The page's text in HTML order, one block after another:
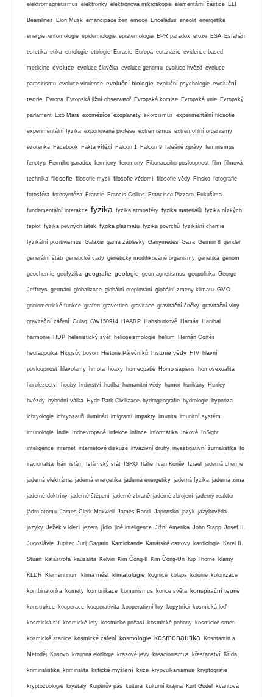
elektromagnetismus elektronky elektronová mikroskopie elementární částice ELI
Beamlines Elon Musk emancipace žen emoce Enceladus eneolit energetika
energie entomologie epidemiologie epistemologie EPR paradox eroze ESA Esfahán
estetika etika etnologie etologie Eurasie Europa eutanazie evidence based
medicine evoluce evoluce člověka evoluce genomu evoluce hvězd evoluce
parasitismu evoluce virulence evoluční biologie evoluční psychologie evoluční
teorie Evropa Evropská jižní observatoř Evropská komise Evropská unie Evropský
parlament Exo Mars exoměsíce exoplanety exorcismus experimentální filosofie
experimentální fyzika exponované profese extremismus extremofilní organismy
ezoterika Facebook Fakta vítězí Falcon 1 Falcon 9 falešné zprávy feminismus
fenotyp Fermiho paradox fermiony feromony Fibonacciho posloupnost film filmová
technika filosofie filosofie mysli filosofie vědomí filosofie vědy Finsko fotografie
fotosféra fotosyntéza Francie Francis Collins Francisco Pizzaro Fukušima
fundamentální interakce fyzika fyzika atmosféry fyzika materiálů fyzika nízkých
teplot fyzika pevných látek fyzika plazmatu fyzika povrchů fyzikální chemie
fyzikální pozitivismus Galaxie gama záblesky Ganymedes Gaza Gemini 8 gender
generální štáb genetické vady geneticky modifikované organismy genetika genom
geochemie geofyzika geografie geologie geomagnetismus geopolitika George
Jeffreys germáni globalizace globální oteplování globální zmeny klimatu GMO
goniometrické funkce grafen gravettien gravitace gravitační čočky gravitační vlny
gravitační záření Gulag GW150914 HAARP Habsburkové Hamás Hanibal
harmonie HDP helenistický svět helioseismologie helium Hernán Cortés
heutagogika Higgsův boson Historie Pátečníků historie vědy HIV hlavní
posloupnost hlavolamy hmota hoaxy homeopatie Homo sapiens homosexualita
horolezectví houby hrdinství hudba humanitní vědy humor hurikány Huxley
hvězdy hybridní válka Hyde Park Civilizace hydrogeografie hydrologie hypnóza
ichtyologie ichtyosauři ilumináti imigranti impakty imunita imunitní systém
imunologie Indie Indoevropané infekce inflace informatika Inkové InSight
inteligence internet internetové diskuze invazivní druhy investigativní žurnalistika Io
iracionalita Írán islám Islámský stát ISRO Itálie Ivan Koněv Izrael jaderná chemie
jaderná elektrárna jaderná energetika jaderná energetiky jaderná fyzika jaderná zima
jaderné doktríny jaderné štěpení jaderné zbraně jaderné zbrojení jaderný reaktor
jádro atomu James Clerk Maxwell James Randi Japonsko jazyk jazykověda
jazyky Ježek v kleci jezera jídlo jiné inteligence Jižní Amerika John Stapp Josef II.
Jugoslávie Jupiter Jurij Gagarin Kamiokande Kanárské ostrovy kardiologie Karel II.
Stuart katastrofa kauzalita Kelvin Kim Čong-Il Kim Čong-Un Kip Thorne klamy
KLDR Klementinum klima měst klimatologie kognice kolaps kolonie kolonizace
kombinatorika komety komunikace komunismus konce světa konspirační teorie
konstrukce kooperace kooperativita kooperativní hry kopytníci kosmická loď
kosmická síť kosmické lety kosmické počasí kosmické pohony kosmické smetí
kosmické stanice kosmické záření kosmologie kosmonautika Kosntantin a
Metoděj Kosovo krajinná ekologie krasové jevy kreacionismus křesťanství Křída
kriminalistika kriminalita kritické myšlení krize kryovulkanismus kryptografie
kryptozoologie krystaly Kuiperův pás kultura kulturní krajina Kurt Gödel kvantová